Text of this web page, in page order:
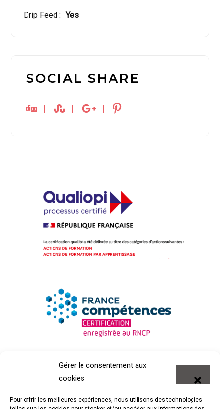
Gérer le consentement aux
cookies
Pour offrir les meilleures expériences, nous utilisons des technologies
Drip Feed : Yes
SOCIAL SHARE